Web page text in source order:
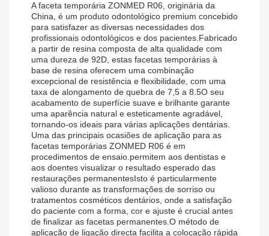
A faceta temporária ZONMED R06, originária da
China, é um produto odontológico premium concebido
para satisfazer as diversas necessidades dos
profissionais odontológicos e dos pacientes.Fabricado
a partir de resina composta de alta qualidade com
uma dureza de 92D, estas facetas temporárias à
base de resina oferecem uma combinação
excepcional de resistência e flexibilidade, com uma
taxa de alongamento de quebra de 7,5 a 8.5O seu
acabamento de superfície suave e brilhante garante
uma aparência natural e esteticamente agradável,
tornando-os ideais para várias aplicações dentárias.
Uma das principais ocasiões de aplicação para as
facetas temporárias ZONMED R06 é em
procedimentos de ensaio.permitem aos dentistas e
aos doentes visualizar o resultado esperado das
restaurações permanentesIsto é particularmente
valioso durante as transformações de sorriso ou
tratamentos cosméticos dentários, onde a satisfação
do paciente com a forma, cor e ajuste é crucial antes
de finalizar as facetas permanentes.O método de
aplicação de ligação directa facilita a colocação rápida